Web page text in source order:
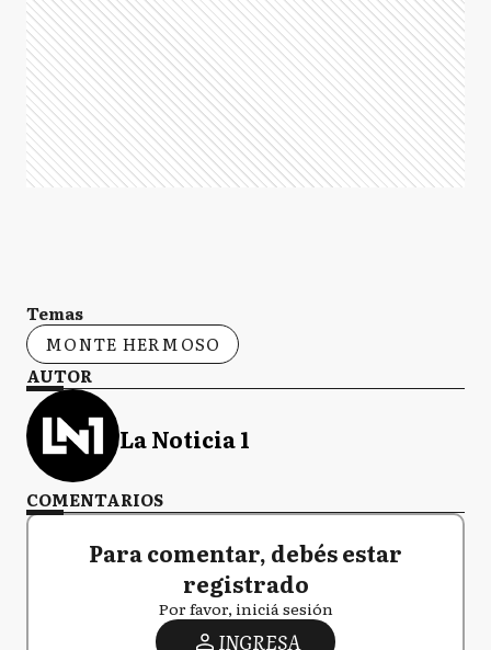
Temas
MONTE HERMOSO
AUTOR
La Noticia 1
COMENTARIOS
Para comentar, debés estar
registrado
Por favor, iniciá sesión
INGRESA